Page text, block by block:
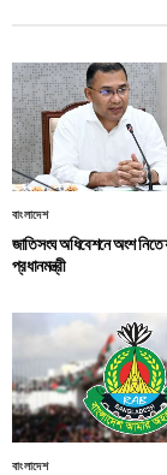
বাংলাদেশ
জাতিসংঘ অধিবেশনে অংশ নিতে
প্রধানমন্ত্রী
বাংলাদেশ